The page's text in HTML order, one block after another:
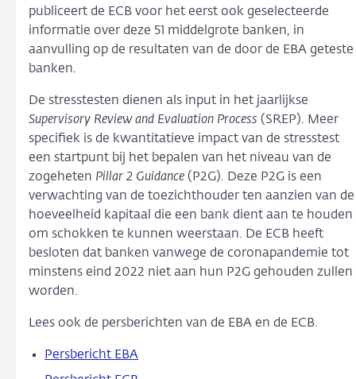
publiceert de ECB voor het eerst ook geselecteerde
informatie over deze 51 middelgrote banken, in
aanvulling op de resultaten van de door de EBA geteste
banken.
De stresstesten dienen als input in het jaarlijkse
Supervisory Review and Evaluation Process (SREP). Meer
specifiek is de kwantitatieve impact van de stresstest
een startpunt bij het bepalen van het niveau van de
zogeheten Pillar 2 Guidance (P2G). Deze P2G is een
verwachting van de toezichthouder ten aanzien van de
hoeveelheid kapitaal die een bank dient aan te houden
om schokken te kunnen weerstaan. De ECB heeft
besloten dat banken vanwege de coronapandemie tot
minstens eind 2022 niet aan hun P2G gehouden zullen
worden.
Lees ook de persberichten van de EBA en de ECB.
Persbericht EBA